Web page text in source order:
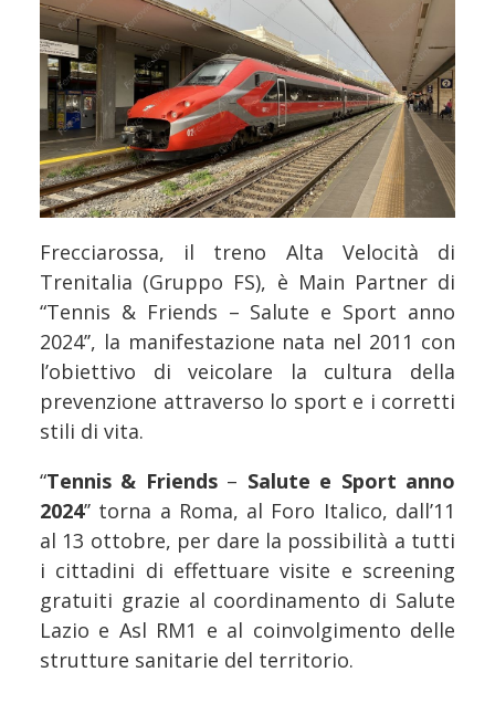
Frecciarossa, il treno Alta Velocità di
Trenitalia (Gruppo FS), è Main Partner di
“Tennis & Friends – Salute e Sport anno
2024’’, la manifestazione nata nel 2011 con
l’obiettivo di veicolare la cultura della
prevenzione attraverso lo sport e i corretti
stili di vita.
“Tennis & Friends– Salute e Sport anno
2024’’ torna a Roma, al Foro Italico, dall’11
al 13 ottobre, per dare la possibilità a tutti
i cittadini di effettuare visite e screening
gratuiti grazie al coordinamento di Salute
Lazio e Asl RM1 e al coinvolgimento delle
strutture sanitarie del territorio.